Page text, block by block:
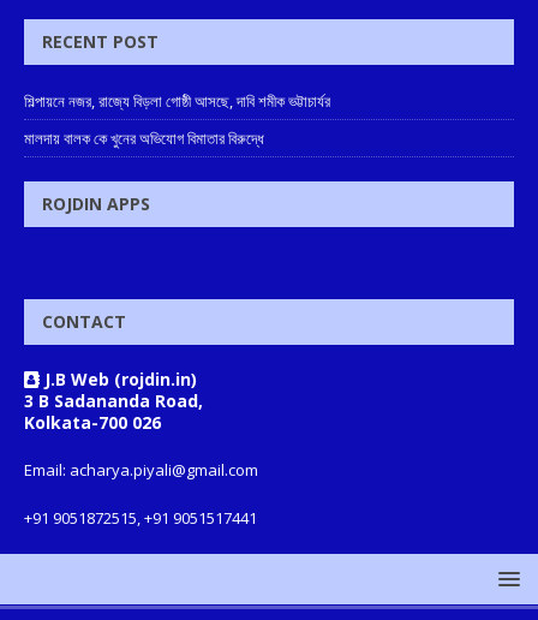
RECENT POST
শিল্পায়নে নজর, রাজ্যে বিড়লা গোষ্ঠী আসছে, দাবি শমীক ভট্টাচার্যর
মালদায় বালক কে খুনের অভিযোগ বিমাতার বিরুদ্ধে
ROJDIN APPS
CONTACT
J.B Web (rojdin.in)
3 B Sadananda Road,
Kolkata-700 026
Email: acharya.piyali@gmail.com
+91 9051872515, +91 9051517441